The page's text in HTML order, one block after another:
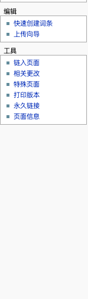
编辑
快速创建词条
上传向导
工具
链入页面
相关更改
特殊页面
打印版本
永久链接
页面信息